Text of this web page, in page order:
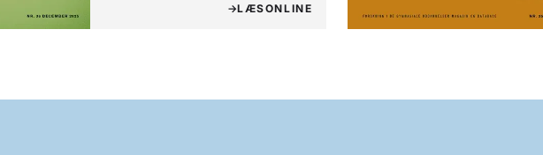
LÆSONLINE